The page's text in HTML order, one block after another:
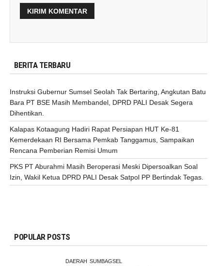
BERITA TERBARU
Instruksi Gubernur Sumsel Seolah Tak Bertaring, Angkutan Batu
Bara PT BSE Masih Membandel, DPRD PALI Desak Segera
Dihentikan.
Kalapas Kotaagung Hadiri Rapat Persiapan HUT Ke-81
Kemerdekaan RI Bersama Pemkab Tanggamus, Sampaikan
Rencana Pemberian Remisi Umum
PKS PT Aburahmi Masih Beroperasi Meski Dipersoalkan Soal
Izin, Wakil Ketua DPRD PALI Desak Satpol PP Bertindak Tegas.
POPULAR POSTS
DAERAH SUMBAGSEL